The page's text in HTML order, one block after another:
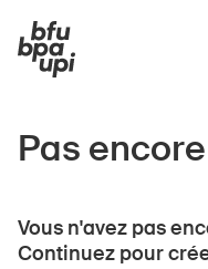
Pas
Vous n'avez pas
Continuez pour